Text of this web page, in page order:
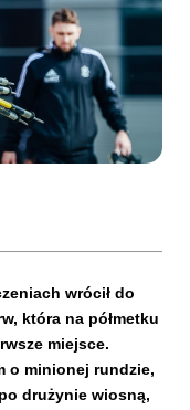
wrócił do
która na półmetku
miejsce.
o minionej rundzie,
drużynie wiosną,